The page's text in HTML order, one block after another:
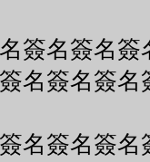
簽名簽名
名簽名簽名
名簽名簽